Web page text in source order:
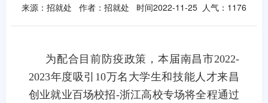
来源：招就处 作者：招就处 时间2022-11-25 人气： 1176
为配合目前防疫政策，本届南昌市2022-
2023年度吸引 10万名大学生和技能人才来昌
创业就业百场校招-浙江高校专场将全程通过